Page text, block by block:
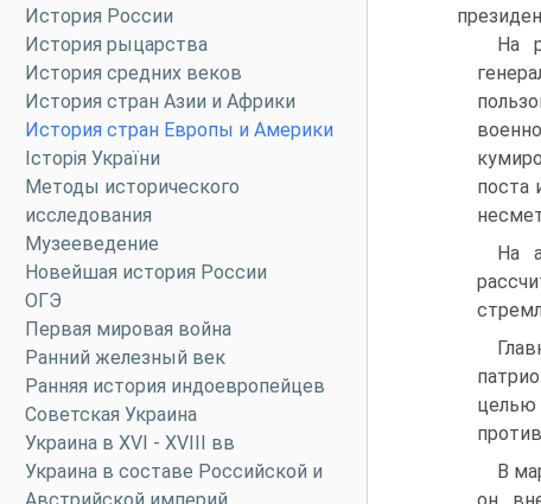
История России
История рыцарства
История средних веков
История стран Азии и Африки
История стран Европы и Америки
Історія України
Методы исторического
исследования
Музееведение
Новейшая история России
ОГЭ
Первая мировая война
Ранний железный век
Ранняя история индоевропейцев
Советская Украина
Украина в XVI - XVIII вв
Украина в составе Российской и
На
поста
На
целью
В